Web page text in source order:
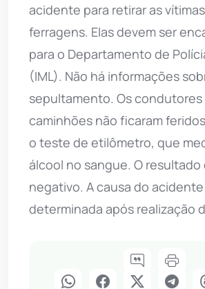
acidente para retirar as
ferragens. Elas devem ser
para o Departamento de
(IML). Não há informações
sepultamento. Os
caminhões não ficaram
o teste de etilômetro, que
álcool no sangue. O resultado
negativo. A causa do
determinada após realização